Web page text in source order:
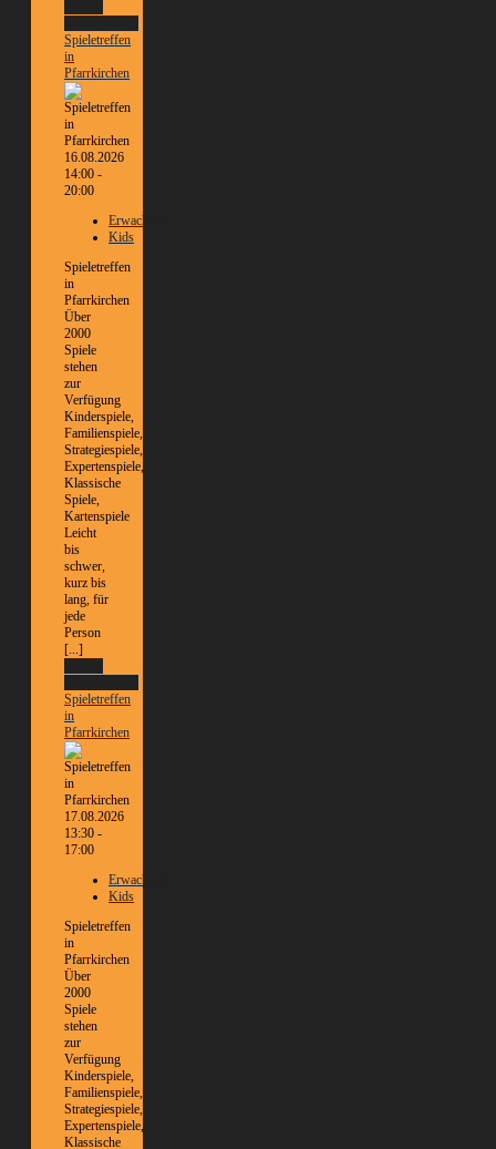
Spieletreffen
in
Pfarrkirchen
16.08.2026
14:00 -
20:00
Erwachsene
Kids
Spieletreffen
in
Pfarrkirchen
Über
2000
Spiele
stehen
zur
Verfügung
Kinderspiele,
Familienspiele,
Strategiespiele,
Expertenspiele,
Klassische
Spiele,
Kartenspiele
Leicht
bis
schwer,
kurz bis
lang, für
jede
Person
[...]
Spieletreffen
in
Pfarrkirchen
17.08.2026
13:30 -
17:00
Erwachsene
Kids
Spieletreffen
in
Pfarrkirchen
Über
2000
Spiele
stehen
zur
Verfügung
Kinderspiele,
Familienspiele,
Strategiespiele,
Expertenspiele,
Klassische